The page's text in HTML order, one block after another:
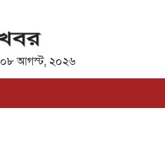
০৮ আগস্ট, ২০২৬